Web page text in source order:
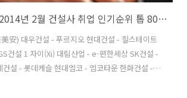
[건설워커 랭킹] 2014년 2월 건설사 취업 인기순위 톱 80 (종합건설 부문)
安) 대우건설 - 푸르지오 현대건설 - 힐스테이트
건설 1 자이(Xi) 대림산업 - e-편한세상 SK건설 -
건설 - 롯데캐슬 현대엠코 - 엠코타운 한화건설 -